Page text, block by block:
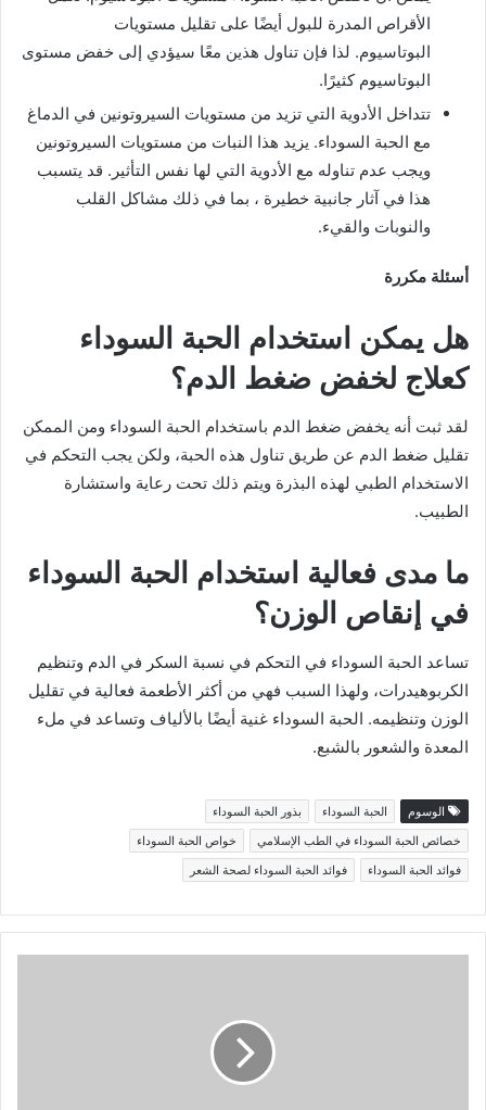
الأقراص المدرة للبول أيضًا على تقليل مستويات
البوتاسيوم. لذا فإن تناول هذين معًا سيؤدي إلى خفض مستوى
البوتاسيوم كثيرًا.
تتداخل الأدوية التي تزيد من مستويات السيروتونين في الدماغ
مع الحبة السوداء. يزيد هذا النبات من مستويات السيروتونين
ويجب عدم تناوله مع الأدوية التي لها نفس التأثير. قد يتسبب
هذا في آثار جانبية خطيرة ، بما في ذلك مشاكل القلب
والنوبات والقيء.
أسئلة مكررة
هل يمكن استخدام الحبة السوداء
كعلاج لخفض ضغط الدم؟
لقد ثبت أنه يخفض ضغط الدم باستخدام الحبة السوداء ومن الممكن
تقليل ضغط الدم عن طريق تناول هذه الحبة، ولكن يجب التحكم في
الاستخدام الطبي لهذه البذرة ويتم ذلك تحت رعاية واستشارة
الطبيب.
ما مدى فعالية استخدام الحبة السوداء
في إنقاص الوزن؟
تساعد الحبة السوداء في التحكم في نسبة السكر في الدم وتنظيم
الكربوهيدرات، ولهذا السبب فهي من أكثر الأطعمة فعالية في تقليل
الوزن وتنظيمه. الحبة السوداء غنية أيضًا بالألياف وتساعد في ملء
المعدة والشعور بالشبع.
الوسوم الحبة السوداء
بذور الحبة السوداء
خصائص الحبة السوداء في الطب الإسلامي
خواص الحبة السوداء
فوائد الحبة السوداء
فوائد الحبة السوداء لصحة الشعر